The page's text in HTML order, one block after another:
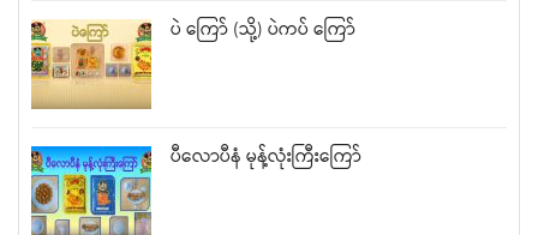
ပဲ ကြော် (သို့) ပဲကပ် ကြော်
ပီလောပီနံ မုန့်လုံးကြီးကြော်